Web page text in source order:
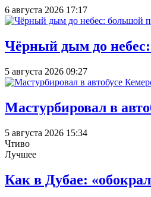
6 августа 2026 17:17
Чёрный дым до небес:
5 августа 2026 09:27
Мастурбировал в
5 августа 2026 15:34
Чтиво
Лучшее
Как в Дубае: